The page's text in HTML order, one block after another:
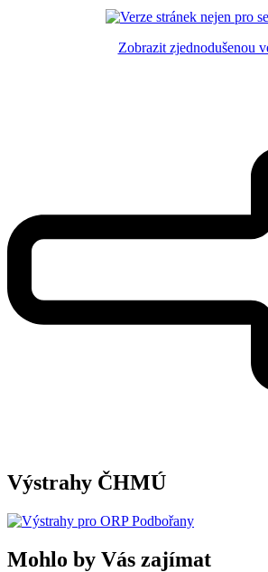
Zobrazit zjednodušenou
Výstrahy ČHMÚ
Mohlo by Vás zajímat